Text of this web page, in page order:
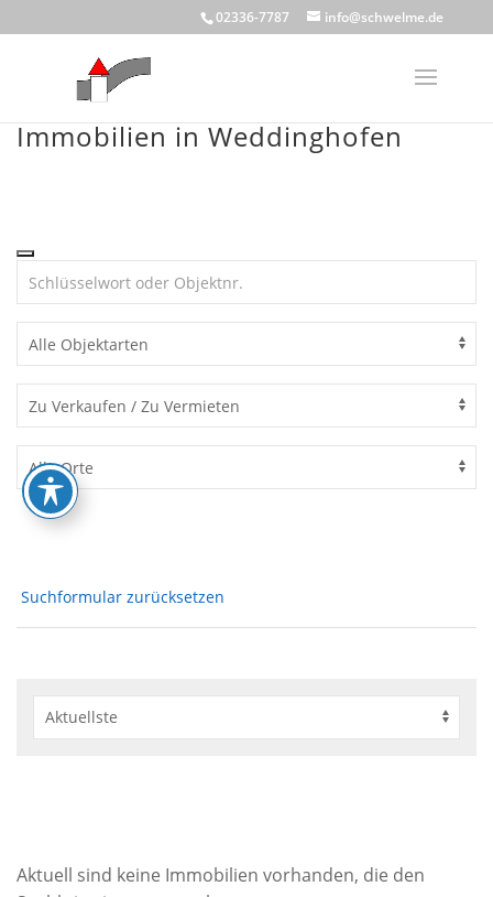
to
02336-7787 info@schwelme.de
Immobilien in Weddinghofen
Suchformular zurücksetzen
Aktuell sind keine Immobilien vorhanden, die den